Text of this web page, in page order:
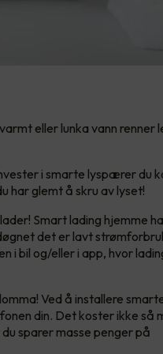
eller lunka vann renner
i smarte lyspærer du
har glemt å skru av lyset!
Smart lading hjemme
det er lavt
i bil og/eller i app, hvor
Ved å installere
din. Det koster ikke så
sparer masse penger på